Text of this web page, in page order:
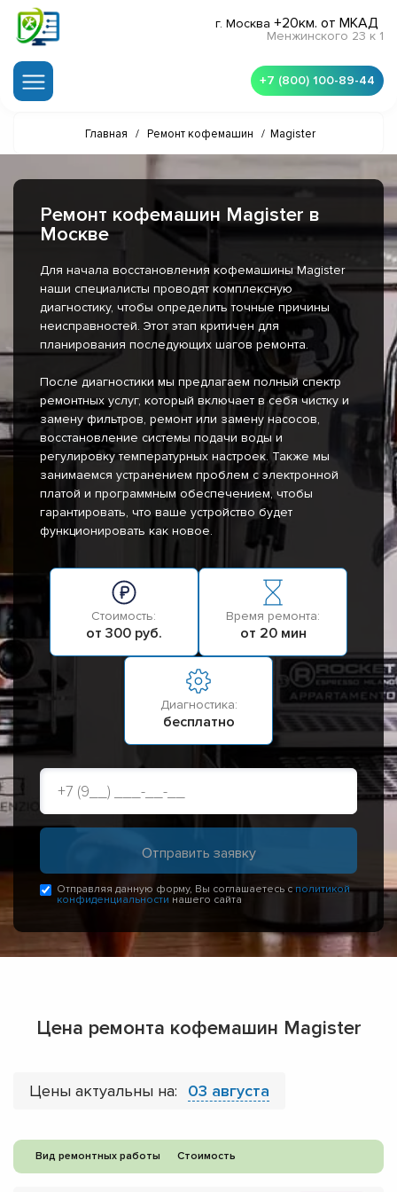
г. Москва +20км. от МКАД
Менжинского 23 к 1
+7 (800) 100-89-44
Главная / Ремонт кофемашин / Magister
Ремонт кофемашин Magister в
Москве
Для начала восстановления кофемашины Magister
наши специалисты проводят комплексную
диагностику, чтобы определить точные причины
неисправностей. Этот этап критичен для
планирования последующих шагов ремонта.
После диагностики мы предлагаем полный спектр
ремонтных услуг, который включает в себя чистку и
замену фильтров, ремонт или замену насосов,
восстановление системы подачи воды и
регулировку температурных настроек. Также мы
занимаемся устранением проблем с электронной
платой и программным обеспечением, чтобы
гарантировать, что ваше устройство будет
функционировать как новое.
Стоимость:
от 300 руб.
Время ремонта:
от 20 мин
Диагностика:
бесплатно
Отправляя данную форму, Вы соглашаетесь с политикой
конфиденциальности нашего сайта
Цена ремонта кофемашин Magister
Цены актуальны на: 03 августа
Вид ремонтных работы Стоимость